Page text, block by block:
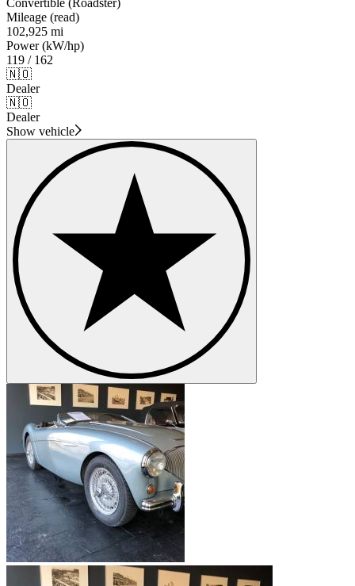
Convertible (Roadster)
Mileage (read)
102,925 mi
Power (kW/hp)
119 / 162
🇳🇴
Dealer
🇳🇴
Dealer
Show vehicle